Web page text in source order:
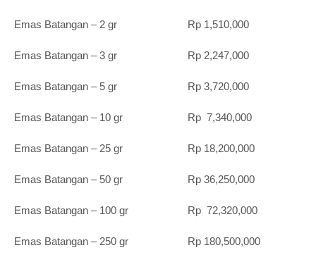
Emas Batangan – 2 gr Rp 1,510,000
Emas Batangan – 3 gr Rp 2,247,000
Emas Batangan – 5 gr Rp 3,720,000
Emas Batangan – 10 gr Rp 7,340,000
Emas Batangan – 25 gr Rp 18,200,000
Emas Batangan – 50 gr Rp 36,250,000
Emas Batangan – 100 gr Rp 72,320,000
Emas Batangan – 250 gr Rp 180,500,000